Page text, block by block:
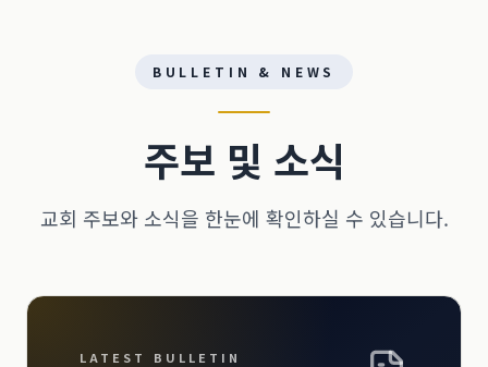
BULLETIN & NEWS
주보 및 소식
교회 주보와 소식을 한눈에 확인하실 수 있습니다.
LATEST BULLETIN